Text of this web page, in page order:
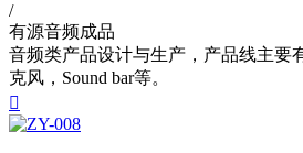
/
有源音频成品
音频类产品设计与生产，产品线主要
克风，Sound bar等。
